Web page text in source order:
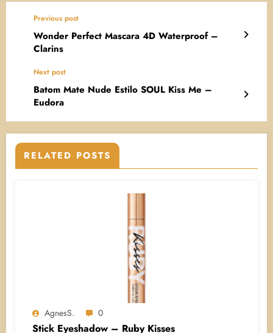
Previous post
Wonder Perfect Mascara 4D Waterproof –
Clarins
Next post
Batom Mate Nude Estilo SOUL Kiss Me –
Eudora
RELATED POSTS
AgnesS. 0
Stick Eyeshadow – Ruby Kisses